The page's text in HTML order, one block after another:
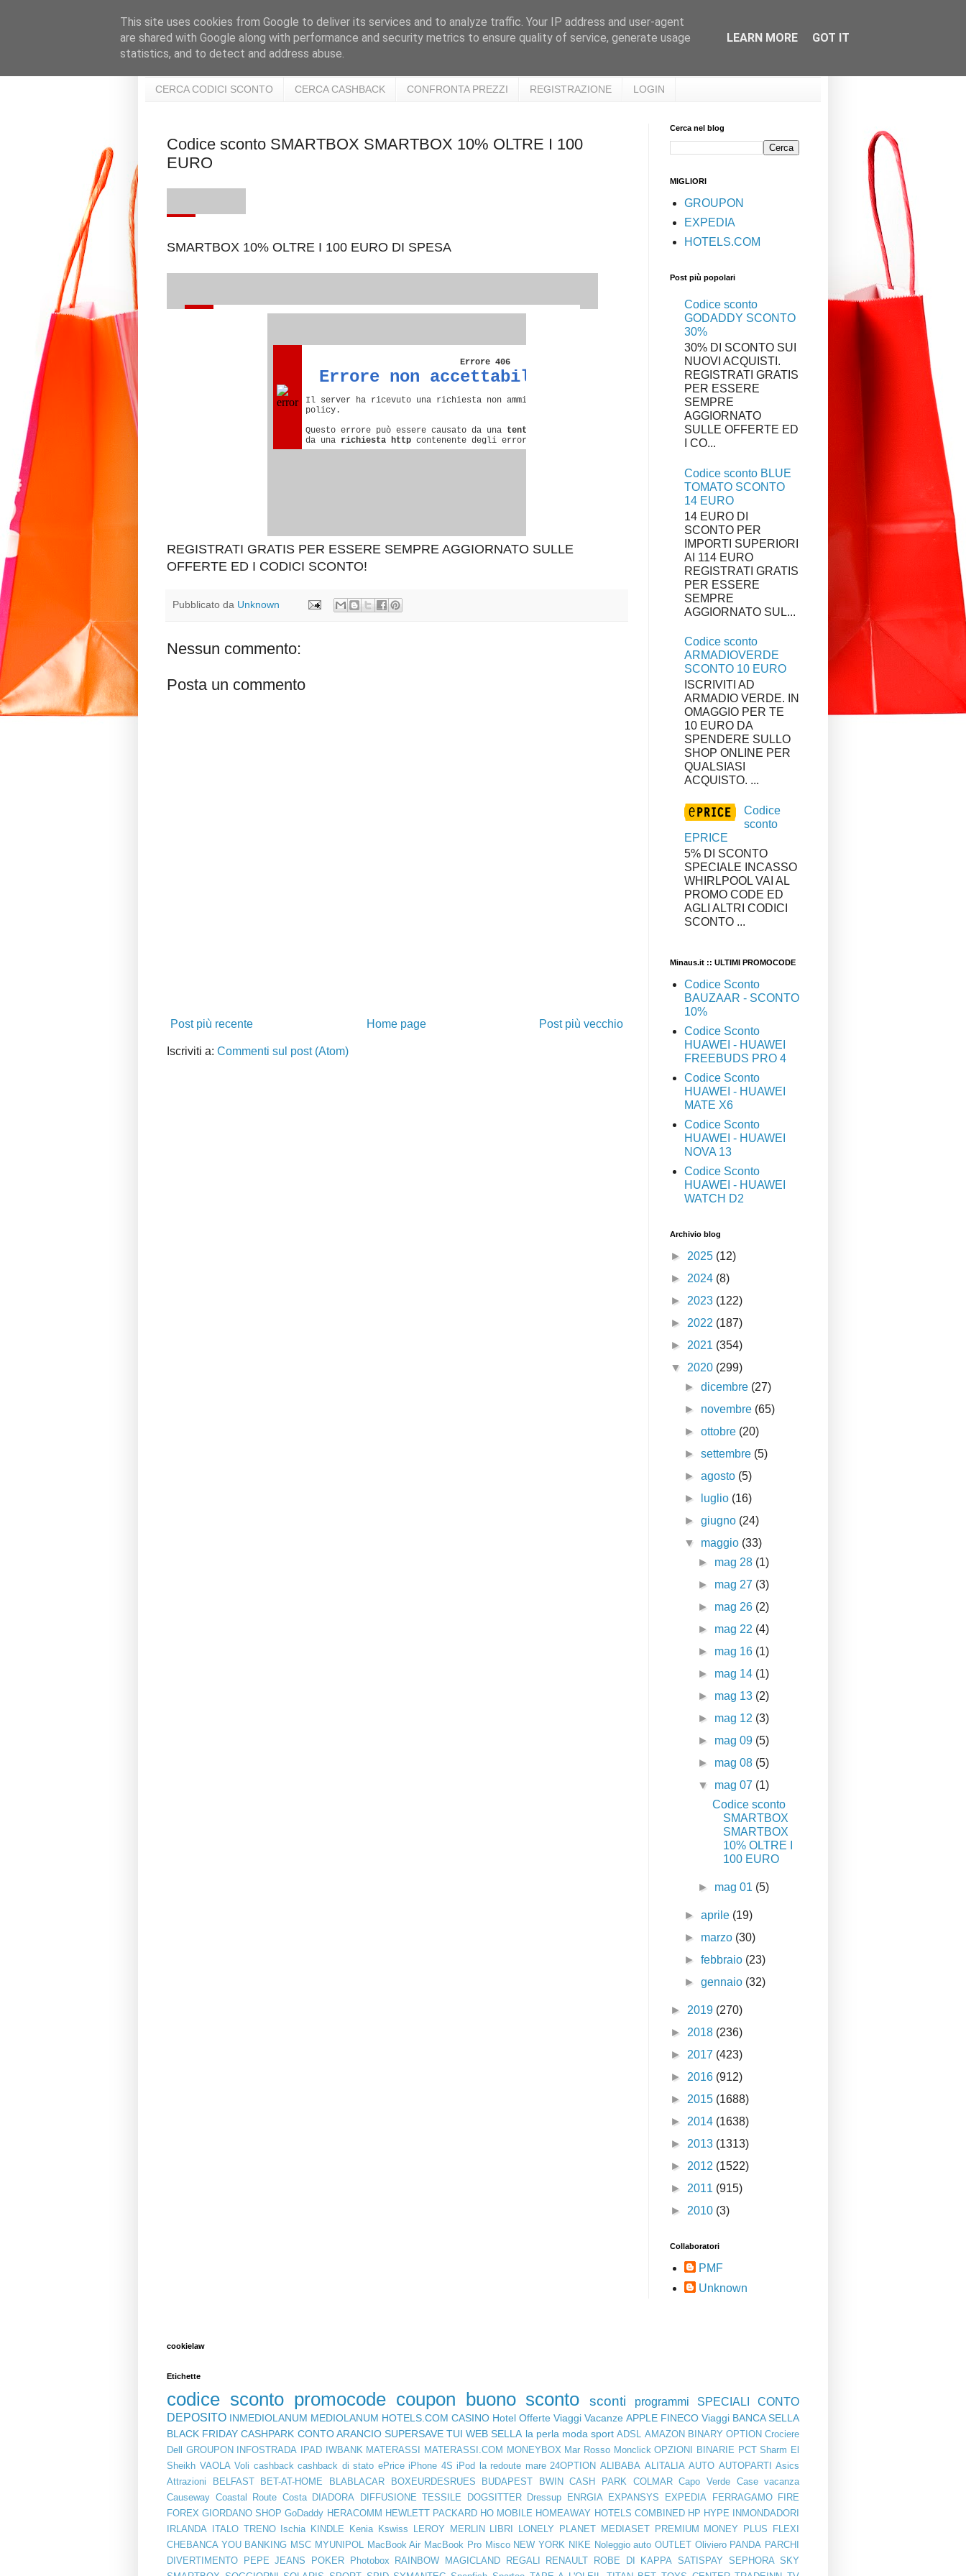
CERCA CODICI SCONTO CERCA CASHBACK CONFRONTA PREZZI REGISTRAZIONE LOGIN
Codice sconto SMARTBOX SMARTBOX 10% OLTRE I 100
EURO
SMARTBOX 10% OLTRE I 100 EURO DI SPESA
REGISTRATI GRATIS PER ESSERE SEMPRE AGGIORNATO SULLE
OFFERTE ED I CODICI SCONTO!
Pubblicato da Unknown
Nessun commento:
Posta un commento
Post più recente Post più vecchio
Home page
Iscriviti a: Commenti sul post (Atom)
Cerca nel blog
MIGLIORI
GROUPON
EXPEDIA
HOTELS.COM
Post più popolari
Codice sconto
GODADDY SCONTO
30%
30% DI SCONTO SUI
NUOVI ACQUISTI.
REGISTRATI GRATIS
PER ESSERE
SEMPRE
AGGIORNATO
SULLE OFFERTE ED
I CO...
Codice sconto BLUE
TOMATO SCONTO
14 EURO
14 EURO DI
SCONTO PER
IMPORTI SUPERIORI
AI 114 EURO
REGISTRATI GRATIS
PER ESSERE
SEMPRE
AGGIORNATO SUL...
Codice sconto
ARMADIOVERDE
SCONTO 10 EURO
ISCRIVITI AD
ARMADIO VERDE. IN
OMAGGIO PER TE
10 EURO DA
SPENDERE SULLO
SHOP ONLINE PER
QUALSIASI
ACQUISTO. ...
Codice
sconto
EPRICE
5% DI SCONTO
SPECIALE INCASSO
WHIRLPOOL VAI AL
PROMO CODE ED
AGLI ALTRI CODICI
SCONTO ...
Minaus.it :: ULTIMI PROMOCODE
Codice Sconto
BAUZAAR - SCONTO
10%
Codice Sconto
HUAWEI - HUAWEI
FREEBUDS PRO 4
Codice Sconto
HUAWEI - HUAWEI
MATE X6
Codice Sconto
HUAWEI - HUAWEI
NOVA 13
Codice Sconto
HUAWEI - HUAWEI
WATCH D2
Archivio blog
► 2025 (12)
► 2024 (8)
► 2023 (122)
► 2022 (187)
► 2021 (354)
▼ 2020 (299)
►dicembre (27)
► novembre (65)
►ottobre (20)
►settembre (5)
►agosto (5)
►
luglio (16)
►giugno (24)
▼ maggio (33)
► mag 28 (1)
► mag 27 (3)
► mag 26 (2)
► mag 22 (4)
► mag 16 (1)
► mag 14 (1)
► mag 13 (2)
► mag 12 (3)
► mag 09 (5)
► mag 08 (5)
▼ mag 07 (1)
Codice sconto
SMARTBOX
SMARTBOX
10% OLTRE I
100 EURO
► mag 01 (5)
►aprile (19)
► marzo (30)
►febbraio (23)
►gennaio (32)
► 2019 (270)
► 2018 (236)
► 2017 (423)
► 2016 (912)
► 2015 (1688)
► 2014 (1638)
► 2013 (1313)
► 2012 (1522)
► 2011 (915)
► 2010 (3)
Collaboratori
PMF
Unknown
cookielaw
Etichette
codice sconto promocode coupon buono sconto sconti programmi SPECIALI
CONTO
DEPOSITO INMEDIOLANUM MEDIOLANUM HOTELS.COM CASINO Hotel Offerte Viaggi Vacanze APPLE FINECO Viaggi BANCA SELLA
BLACK FRIDAY CASHPARK CONTO ARANCIO SUPERSAVE TUI WEB SELLA la perla moda sport ADSL AMAZON BINARY OPTION Crociere
Dell
GROUPON INFOSTRADA IPAD IWBANK MATERASSI MATERASSI.COM MONEYBOX Mar Rosso Monclick OPZIONI BINARIE PCT Sharm El
Sheikh VAOLA Voli cashback cashback di stato ePrice iPhone 4S iPod la redoute mare 24OPTION ALIBABA ALITALIA AUTO AUTOPARTI
Asics
Attrazioni
BELFAST BET-AT-HOME BLABLACAR BOXEURDESRUES BUDAPEST BWIN CASH PARK COLMAR Capo Verde
Case vacanza
Causeway Coastal Route Costa DIADORA DIFFUSIONE TESSILE DOGSITTER Dressup ENRGIA EXPANSYS EXPEDIA FERRAGAMO
FIRE
FOREX GIORDANO SHOP GoDaddy HERACOMM HEWLETT PACKARD HO MOBILE HOMEAWAY HOTELS COMBINED HP HYPE
INMONDADORI
IRLANDA
ITALO TRENO Ischia KINDLE Kenia Kswiss LEROY MERLIN LIBRI LONELY PLANET MEDIASET PREMIUM
MONEY PLUS FLEXI
CHEBANCA YOU BANKING MSC MYUNIPOL MacBook Air MacBook Pro Misco NEW YORK NIKE Noleggio auto OUTLET Oliviero PANDA PARCHI
DIVERTIMENTO
PEPE JEANS POKER Photobox RAINBOW MAGICLAND REGALI RENAULT ROBE DI KAPPA SATISPAY SEPHORA SKY
This site uses cookies from Google to deliver its services and to analyze traffic. Your IP address and user-agent
are shared with Google along with performance and security metrics to ensure quality of service, generate usage
statistics, and to detect and address abuse.
LEARN MORE GOT IT